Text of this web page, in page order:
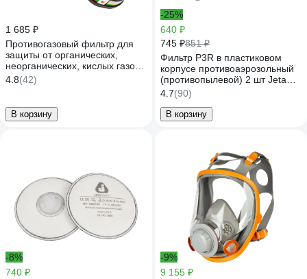
1 685 ₽
Противогазовый фильтр для
защиты от органических,
неорганических, кислых газов
и аммиака Jeta Safety ABEK1
6541
4.8(42)
В корзину
-25%
640 ₽
745 ₽851 ₽
Фильтр P3R в пластиковом
корпусе противоаэрозольный
(противопылевой) 2 шт Jeta
Safety 8523
4.7(90)
В корзину
-8%
740 ₽
-9%
9 155 ₽